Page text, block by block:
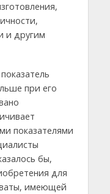
и другим
при его
показателями
бы,
для
имеющей